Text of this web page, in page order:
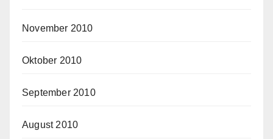
November 2010
Oktober 2010
September 2010
August 2010